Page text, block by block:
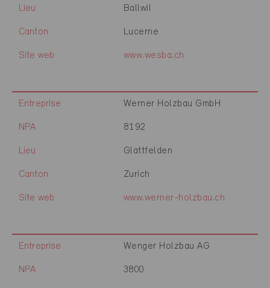
Lieu Ballwil
Canton Lucerne
Site web www.wesba.ch
Entreprise Werner Holzbau GmbH
NPA 8192
Lieu Glattfelden
Canton Zurich
Site web www.werner-holzbau.ch
Entreprise Wenger Holzbau AG
NPA 3800